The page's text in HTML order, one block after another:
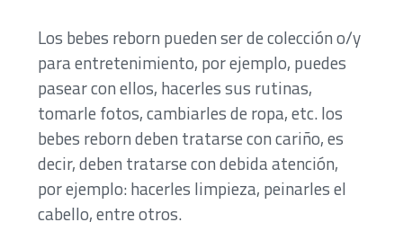
Los bebes reborn pueden ser de colección o/y
para entretenimiento, por ejemplo, puedes
pasear con ellos, hacerles sus rutinas,
tomarle fotos, cambiarles de ropa, etc. los
bebes reborn deben tratarse con cariño, es
decir, deben tratarse con debida atención,
por ejemplo: hacerles limpieza, peinarles el
cabello, entre otros.